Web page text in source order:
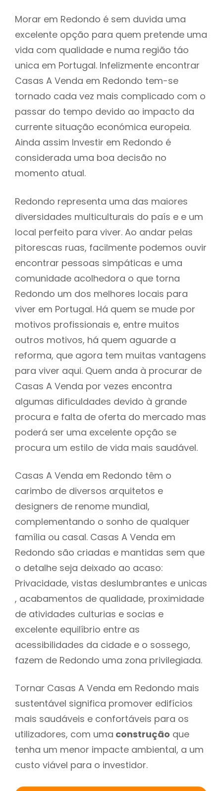
Morar em Redondo é sem duvida uma
excelente opção para quem pretende uma
vida com qualidade e numa região táo
unica em Portugal. Infelizmente encontrar
Casas A Venda em Redondo tem-se
tornado cada vez mais complicado com o
passar do tempo devido ao impacto da
currente situação económica europeia.
Ainda assim Investir em Redondo é
considerada uma boa decisão no
momento atual.
Redondo representa uma das maiores
diversidades multiculturais do país e e um
local perfeito para viver. Ao andar pelas
pitorescas ruas, facilmente podemos ouvir
encontrar pessoas simpáticas e uma
comunidade acolhedora o que torna
Redondo um dos melhores locais para
viver em Portugal. Há quem se mude por
motivos profissionais e, entre muitos
outros motivos, há quem aguarde a
reforma, que agora tem muitas vantagens
para viver aqui. Quem anda à procurar de
Casas A Venda por vezes encontra
algumas dificuldades devido à grande
procura e falta de oferta do mercado mas
poderá ser uma excelente opção se
procura um estilo de vida mais saudável.
Casas A Venda em Redondo têm o
carimbo de diversos arquitetos e
designers de renome mundial,
complementando o sonho de qualquer
família ou casal. Casas A Venda em
Redondo são criadas e mantidas sem que
o detalhe seja deixado ao acaso:
Privacidade, vistas deslumbrantes e unicas
, acabamentos de qualidade, proximidade
de atividades culturias e socias e
excelente equilíbrio entre as
acessibilidades da cidade e o sossego,
fazem de Redondo uma zona privilegiada.
Tornar Casas A Venda em Redondo mais
sustentável significa promover edifícios
mais saudáveis e confortáveis para os
utilizadores, com uma construção que
tenha um menor impacte ambiental, a um
custo viável para o investidor.